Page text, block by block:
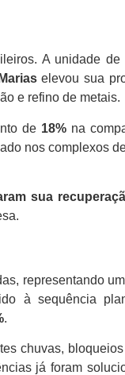
A unidade de
elevou sua
e refino de metais.
de 18% na
nos complexos
sua
representando
à sequência
.
chuvas,
já foram